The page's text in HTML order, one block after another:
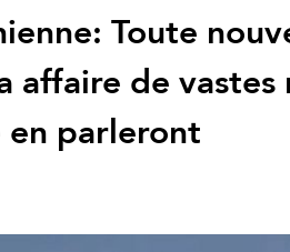
Toute
affaire de
parleront